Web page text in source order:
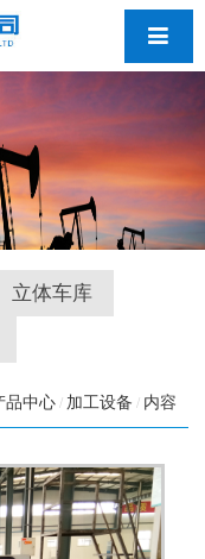
导航
立体车库
品中心 加工设备 内容